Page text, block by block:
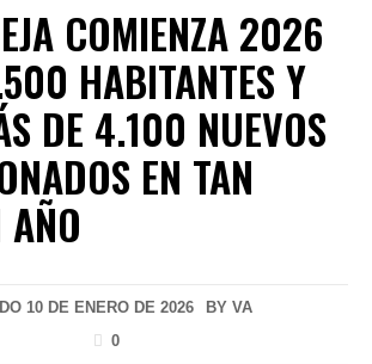
COMIENZA 2026
HABITANTES Y
DE 4.100 NUEVOS
EN TAN
10 DE ENERO DE 2026 BY VA
0